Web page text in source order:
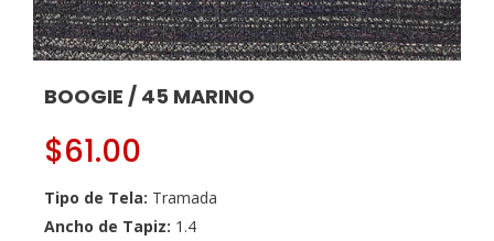
BOOGIE / 45 MARINO
$61.00
Tipo de Tela: Tramada
Ancho de Tapiz: 1.4